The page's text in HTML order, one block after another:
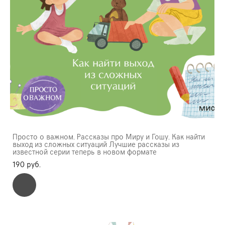
Просто о важном. Рассказы про Миру и Гошу. Как найти
выход из сложных ситуаций Лучшие рассказы из
известной серии теперь в новом формате
190 pуб.